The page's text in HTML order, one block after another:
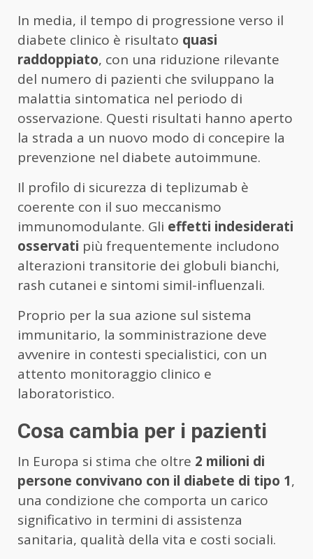
In media, il tempo di progressione verso il
diabete clinico è risultato quasi
raddoppiato, con una riduzione rilevante
del numero di pazienti che sviluppano la
malattia sintomatica nel periodo di
osservazione. Questi risultati hanno aperto
la strada a un nuovo modo di concepire la
prevenzione nel diabete autoimmune.
Il profilo di sicurezza di teplizumab è
coerente con il suo meccanismo
immunomodulante. Gli effetti indesiderati
osservati più frequentemente includono
alterazioni transitorie dei globuli bianchi,
rash cutanei e sintomi simil-influenzali.
Proprio per la sua azione sul sistema
immunitario, la somministrazione deve
avvenire in contesti specialistici, con un
attento monitoraggio clinico e
laboratoristico.
Cosa cambia per i pazienti
In Europa si stima che oltre 2 milioni di
persone convivano con il diabete di tipo 1,
una condizione che comporta un carico
significativo in termini di assistenza
sanitaria, qualità della vita e costi sociali.